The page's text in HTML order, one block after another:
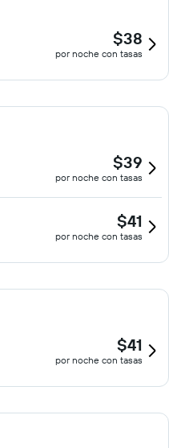
$38
por noche con tasas
$39
por noche con tasas
$41
por noche con tasas
$41
por noche con tasas